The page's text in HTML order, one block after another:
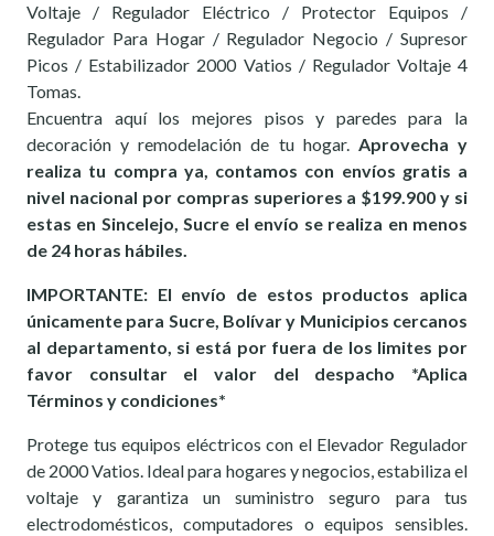
Voltaje / Regulador Eléctrico / Protector Equipos /
Regulador Para Hogar / Regulador Negocio / Supresor
Picos / Estabilizador 2000 Vatios / Regulador Voltaje 4
Tomas.
Encuentra aquí los mejores pisos y paredes para la
decoración y remodelación de tu hogar. Aprovecha y
realiza tu compra ya, contamos con envíos gratis a
nivel nacional por compras superiores a $199.900 y si
estas en Sincelejo, Sucre el envío se realiza en menos
de 24 horas hábiles.
IMPORTANTE: El envío de estos productos aplica
únicamente para Sucre, Bolívar y Municipios cercanos
al departamento, si está por fuera de los limites por
favor consultar el valor del despacho *Aplica
Términos y condiciones*
Protege tus equipos eléctricos con el Elevador Regulador
de 2000 Vatios. Ideal para hogares y negocios, estabiliza el
voltaje y garantiza un suministro seguro para tus
electrodomésticos, computadores o equipos sensibles.